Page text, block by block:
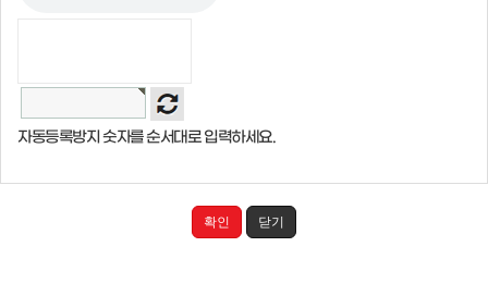
자동등록방지 숫자를 순서대로 입력하세요.
확인 닫기